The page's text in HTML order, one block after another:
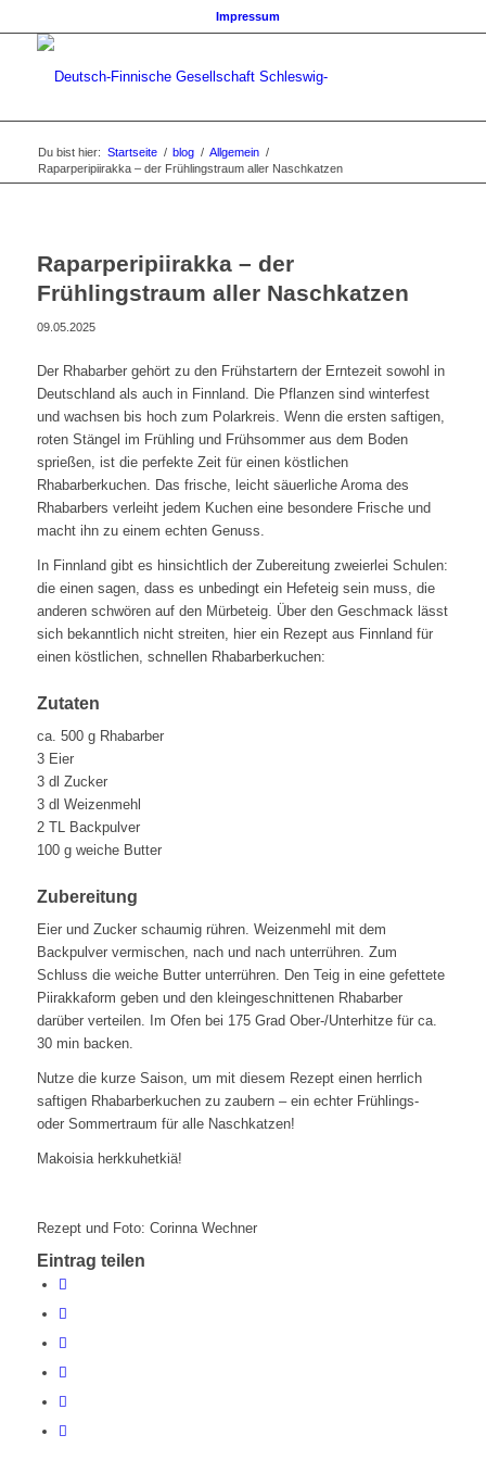
Impressum
Du bist hier: Startseite / blog / Allgemein /
Raparperipiirakka – der Frühlingstraum aller Naschkatzen
Raparperipiirakka – der
Frühlingstraum aller Naschkatzen
09.05.2025
Der Rhabarber gehört zu den Frühstartern der Erntezeit sowohl in
Deutschland als auch in Finnland. Die Pflanzen sind winterfest
und wachsen bis hoch zum Polarkreis. Wenn die ersten saftigen,
roten Stängel im Frühling und Frühsommer aus dem Boden
sprießen, ist die perfekte Zeit für einen köstlichen
Rhabarberkuchen. Das frische, leicht säuerliche Aroma des
Rhabarbers verleiht jedem Kuchen eine besondere Frische und
macht ihn zu einem echten Genuss.
In Finnland gibt es hinsichtlich der Zubereitung zweierlei Schulen:
die einen sagen, dass es unbedingt ein Hefeteig sein muss, die
anderen schwören auf den Mürbeteig. Über den Geschmack lässt
sich bekanntlich nicht streiten, hier ein Rezept aus Finnland für
einen köstlichen, schnellen Rhabarberkuchen:
Zutaten
ca. 500 g Rhabarber
3 Eier
3 dl Zucker
3 dl Weizenmehl
2 TL Backpulver
100 g weiche Butter
Zubereitung
Eier und Zucker schaumig rühren. Weizenmehl mit dem
Backpulver vermischen, nach und nach unterrühren. Zum
Schluss die weiche Butter unterrühren. Den Teig in eine gefettete
Piirakkaform geben und den kleingeschnittenen Rhabarber
darüber verteilen. Im Ofen bei 175 Grad Ober-/Unterhitze für ca.
30 min backen.
Nutze die kurze Saison, um mit diesem Rezept einen herrlich
saftigen Rhabarberkuchen zu zaubern – ein echter Frühlings-
oder Sommertraum für alle Naschkatzen!
Makoisia herkkuhetkiä!
Rezept und Foto: Corinna Wechner
Eintrag teilen